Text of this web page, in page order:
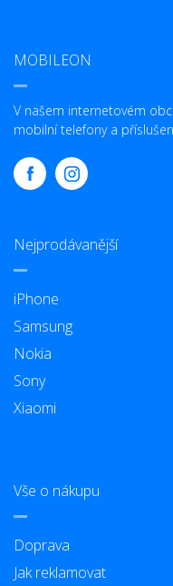
MOBILEON
V našem internetovém
mobilní telefony a
Nejprodávanější
iPhone
Samsung
Nokia
Sony
Xiaomi
Vše o nákupu
Doprava
Jak reklamovat